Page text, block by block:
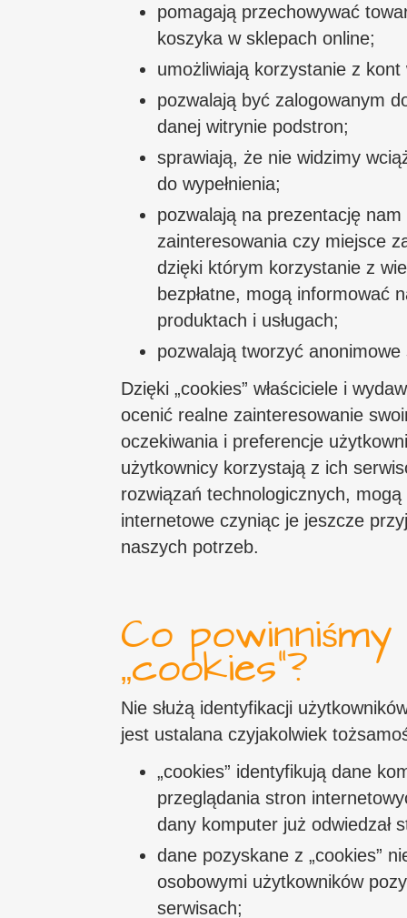
pomagają przechowywać
koszyka w sklepach online;
umożliwiają korzystanie z kont
pozwalają być zalogowanym
danej witrynie podstron;
sprawiają, że nie widzimy
do wypełnienia;
pozwalają na prezentację
zainteresowania czy miejsce
dzięki którym korzystanie z
bezpłatne, mogą informować
produktach i usługach;
pozwalają tworzyć
Dzięki „cookies” właściciele i
ocenić realne zainteresowanie
oczekiwania i preferencje
użytkownicy korzystają z ich
rozwiązań technologicznych,
internetowe czyniąc je jeszcze
naszych potrzeb.
Co
„cookies”?
Nie służą identyfikacji
jest ustalana czyjakolwiek
„cookies” identyfikują dane
przeglądania stron
dany komputer już odwiedzał
dane pozyskane z „cookies”
osobowymi użytkowników
serwisach;